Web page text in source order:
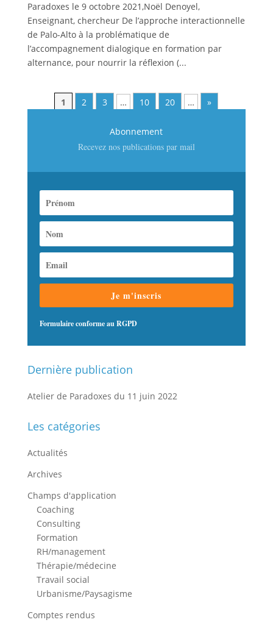
Paradoxes le 9 octobre 2021,Noël Denoyel,
Enseignant, chercheur De l’approche interactionnelle
de Palo-Alto à la problématique de
l’accompagnement dialogique en formation par
alternance, pour nourrir la réflexion (...
1 2 3 … 10 20 … »
Abonnement
Recevez nos publications par mail
Je m'inscris
Formulaire conforme au RGPD
Dernière publication
Atelier de Paradoxes du 11 juin 2022
Les catégories
Actualités
Archives
Champs d'application
Coaching
Consulting
Formation
RH/management
Thérapie/médecine
Travail social
Urbanisme/Paysagisme
Comptes rendus